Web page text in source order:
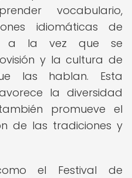
vocabulario,
idiomáticas de
a la vez que se
y la cultura de
las hablan. Esta
la diversidad
promueve el
de las tradiciones y
el Festival de